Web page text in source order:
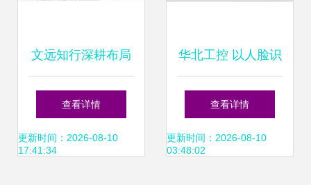
文远知行深耕布局
在湖州成立智能科
技公司，聚焦AI软
查看详情
更新时间：2026-08-10
17:41:34
华北工控 以人脸识
别为引擎，让体验
人工智能的强大力
查看详情
更新时间：2026-08-10
03:48:02